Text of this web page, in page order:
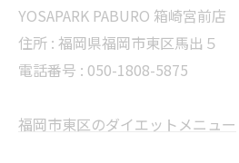
YOSAPARK PABURO 箱崎宮前店
住所 : 福岡県福岡市東区馬出５
電話番号 : 050-1808-5875
福岡市東区のダイエットメニュー